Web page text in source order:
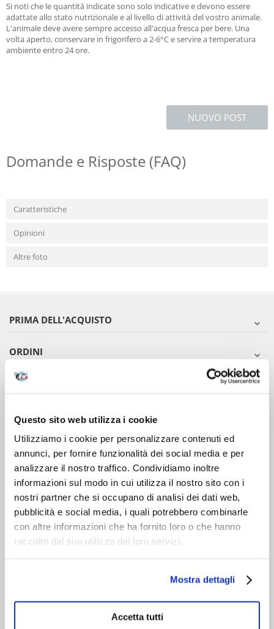
Questo sito web utilizza i cookie
Utilizziamo i cookie per personalizzare contenuti ed
annunci, per fornire funzionalità dei social media e per
analizzare il nostro traffico. Condividiamo inoltre
informazioni sul modo in cui utilizza il nostro sito con i
nostri partner che si occupano di analisi dei dati web,
pubblicità e social media, i quali potrebbero combinarle
con altre informazioni che ha fornito loro o che hanno
raccolto dal suo utilizzo dei loro servizi.
Mostra dettagli
Accetta tutti
Si noti che le quantità indicate sono solo indicative e devono essere
adattate allo stato nutrizionale e al livello di attività del vostro animale.
L'animale deve avere sempre accesso all'acqua fresca per bere. Una
volta aperto, conservare in frigorifero a 2-6°C e servire a temperatura
ambiente entro 24 ore.
NUOVO POST
Domande e Risposte (FAQ)
Caratteristiche
Opinioni
Altre foto
PRIMA DELL'ACQUISTO
ORDINI
DOPO L'ACQUISTO
VIENI A CONOSCERCI